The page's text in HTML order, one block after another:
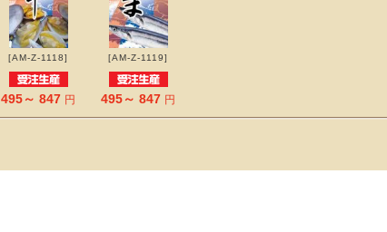
[AM-Z-1118]
495～ 847 円
[AM-Z-1119]
495～ 847 円